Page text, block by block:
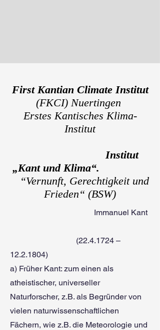
First Kantian Climate Institut
(FKCI) Nuertingen
Erstes Kantisches Klima-
Institut
Institut
„Kant und Klima“.
“Vernunft, Gerechtigkeit und
Frieden“ (BSW)
Immanuel Kant
(22.4.1724 –
12.2.1804)
a) Früher Kant: zum einen als
atheistischer, universeller
Naturforscher, z.B. als Begründer von
vielen naturwissenschaftlichen
Fächern, wie z.B. die Meteorologie und